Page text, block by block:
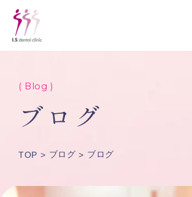
( Blog )
ブログ
TOP ブログ ブログ